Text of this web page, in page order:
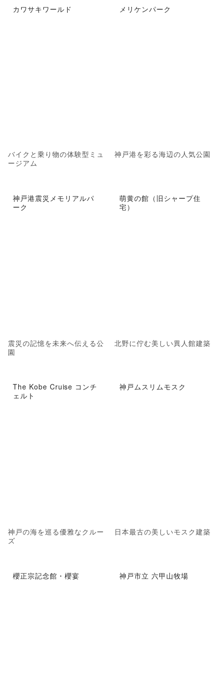
カワサキワールド
バイクと乗り物の体験型ミュ
ージアム
メリケンパーク
神戸港を彩る海辺の人気公園
神戸港震災メモリアルパ
ーク
震災の記憶を未来へ伝える公
園
萌黄の館（旧シャープ住
宅）
北野に佇む美しい異人館建築
The Kobe Cruise コンチ
ェルト
神戸の海を巡る優雅なクルー
ズ
神戸ムスリムモスク
日本最古の美しいモスク建築
櫻正宗記念館・櫻宴 神戸市立 六甲山牧場